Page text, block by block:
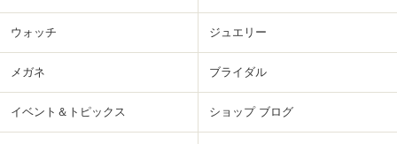
ウォッチ ジュエリー
メガネ ブライダル
イベント＆トピックス ショップ ブログ